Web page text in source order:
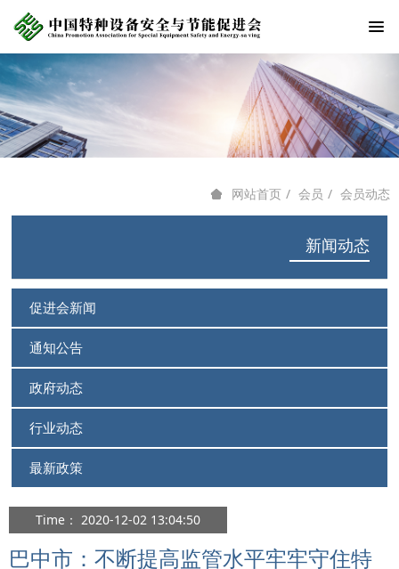
新闻动态
促进会新闻
通知公告
政府动态
行业动态
最新政策
网站首页 会员 会员动态
Time： 2020-12-02 13:04:50
巴中市：不断提高监管水平牢牢守住特